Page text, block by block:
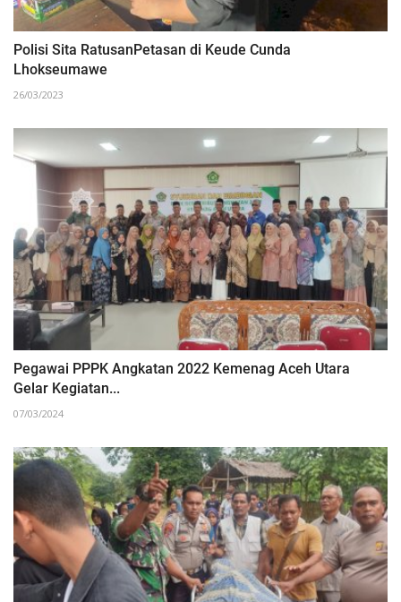
Polisi Sita RatusanPetasan di Keude Cunda
Lhokseumawe
26/03/2023
Pegawai PPPK Angkatan 2022 Kemenag Aceh Utara
Gelar Kegiatan...
07/03/2024